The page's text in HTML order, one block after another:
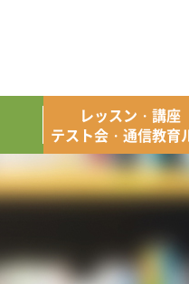
レッスン・講座
テスト会・通信教育